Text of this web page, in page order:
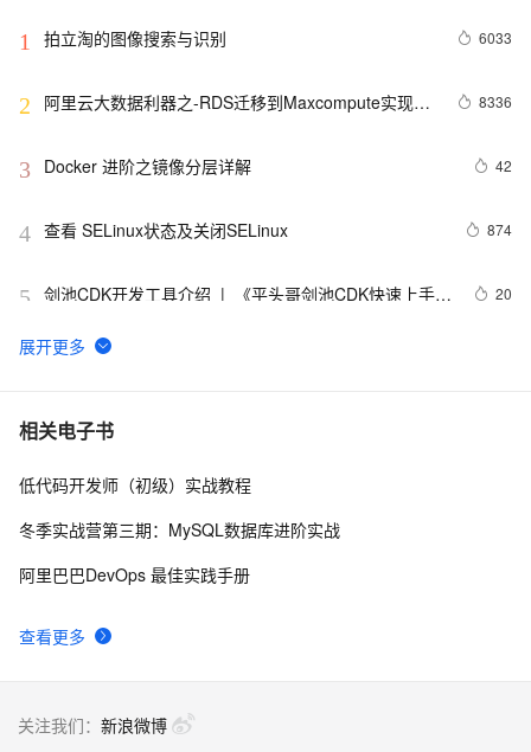
1 拍立淘的图像搜索与识别 6033
2
阿里云大数据利器之-RDS迁移到Maxcompute实现动
8336
3 Docker 进阶之镜像分层详解 42
4 查看 SELinux状态及关闭SELinux 874
5 剑池CDK开发工具介绍  |  《平头哥剑池CDK快速上手指
20
6 WebAssembly 在 MOSN 中的实践 - 基础框架篇
7 userdel使用说明
8 自己看系统的“系统还原”
相关电子书
查看更多
低代码开发师（初级）实战教程
冬季实战营第三期：MySQL数据库进阶实战
阿里巴巴DevOps 最佳实践手册
关注我们： 新浪微博